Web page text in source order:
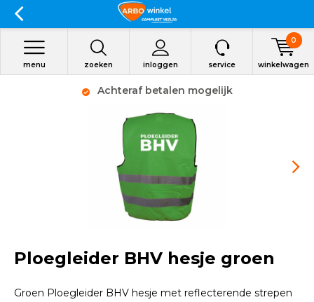
zoeken inloggen
menu service winkelwagen
0
Achteraf betalen mogelijk
Ploegleider BHV hesje groen
Groen Ploegleider BHV hesje met reflecterende strepen